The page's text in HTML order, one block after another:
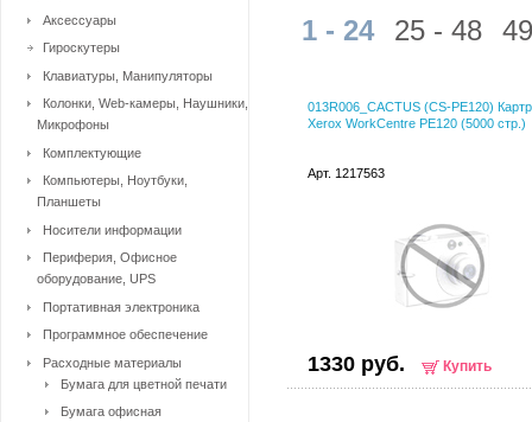
1 - 24 25 - 48
013R006_CACTUS (CS-PE120)
Xerox WorkCentre PE120 (5000 стр.)
Арт. 1217563
1330 руб. Купить
Аксессуары
Гироскутеры
Клавиатуры, Манипуляторы
Колонки, Web-камеры, Наушники,
Микрофоны
Комплектующие
Компьютеры, Ноутбуки,
Планшеты
Носители информации
Периферия, Офисное
оборудование, UPS
Портативная электроника
Программное обеспечение
Расходные материалы
Бумага для цветной печати
Бумага офисная